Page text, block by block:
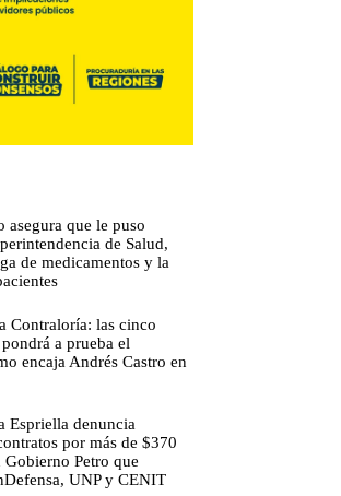
asegura que le puso
de Salud,
de medicamentos y la
Contraloría: las cinco
a prueba el
encaja Andrés Castro en
Espriella denuncia
por más de $370
Petro que
UNP y CENIT